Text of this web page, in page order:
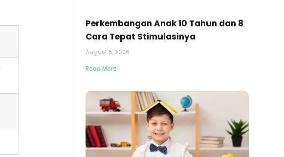
Perkembangan Anak 10 Tahun dan 8
Cara Tepat Stimulasinya
August 5, 2026
Read More